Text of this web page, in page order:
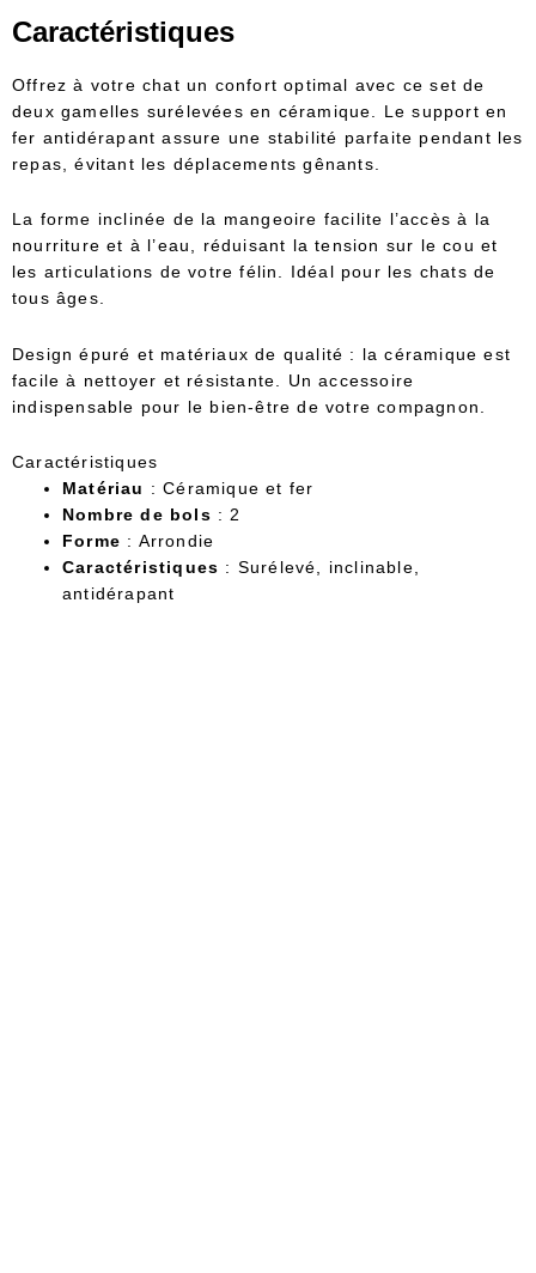
Caractéristiques
Offrez à votre chat un confort optimal avec ce set de
deux gamelles surélevées en céramique. Le support en
fer antidérapant assure une stabilité parfaite pendant les
repas, évitant les déplacements gênants.
La forme inclinée de la mangeoire facilite l’accès à la
nourriture et à l’eau, réduisant la tension sur le cou et
les articulations de votre félin. Idéal pour les chats de
tous âges.
Design épuré et matériaux de qualité : la céramique est
facile à nettoyer et résistante. Un accessoire
indispensable pour le bien-être de votre compagnon.
Caractéristiques
Matériau : Céramique et fer
Nombre de bols : 2
Forme : Arrondie
Caractéristiques : Surélevé, inclinable,
antidérapant